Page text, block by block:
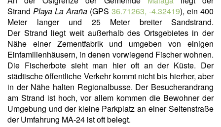
Strand Playa La Araña (GPS 36.71263, -4.32419), ein 400
Meter langer und 25 Meter breiter Sandstrand.
Der Strand liegt weit außerhalb des Ortsgebietes in der
Nähe einer Zementfabrik und umgeben von einigen
Einfamilienhäusern, in denen vorwiegend Fischer wohnen.
Die Fischerbote sieht man hier oft an der Küste. Der
städtische öffentliche Verkehr kommt nicht bis hierher, aber
in der Nähe halten Regionalbusse. Der Besucherandrang
am Strand ist hoch, vor allem kommen die Bewohner der
Umgebung und der kleine Parkplatz an einer Seitenstraße
der Umfahrung MA-24 ist oft belegt.